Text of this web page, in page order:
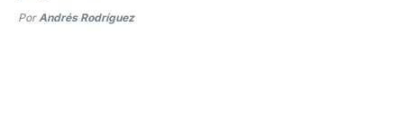
PorAndrés Rodríguez